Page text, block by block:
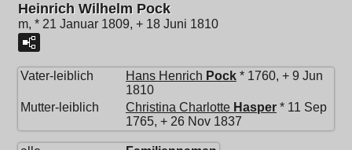
Heinrich Wilhelm Pock
m, * 21 Januar 1809, + 18 Juni 1810
Vater-leiblich Hans Henrich Pock * 1760, + 9 Jun
1810
Mutter-leiblich
Christina Charlotte Hasper * 11 Sep
1765, + 26 Nov 1837